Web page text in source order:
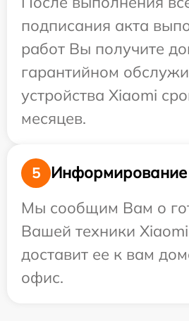
подписания акта
работ Вы получите
гарантийном
устройства Xiaomi
месяцев.
5
Информирование
Мы сообщим Вам о
Вашей техники
доставит ее к вам
офис.